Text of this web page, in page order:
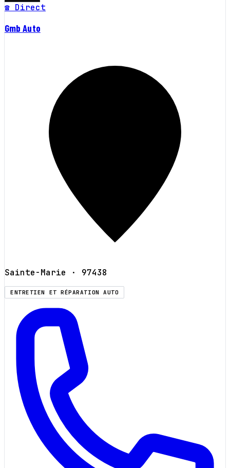
☎ Direct
Gmb Auto
Sainte-Marie · 97438
ENTRETIEN ET RÉPARATION AUTO